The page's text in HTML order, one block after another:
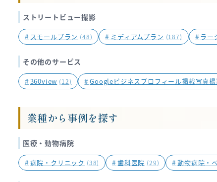
ストリートビュー撮影
# スモールプラン (48) # ミディアムプラン (187) #ラー
その他のサービス
#360view (12) #Googleビジネスプロフィール掲載写真
業種から事例を探す
医療・動物病院
#病院・クリニック (38) #歯科医院 (29) #動物病院・